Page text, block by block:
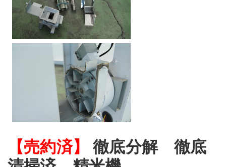
【売約済】
徹底分解 徹底